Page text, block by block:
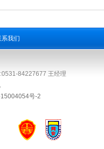
系我们
84227677 王经理
号-2